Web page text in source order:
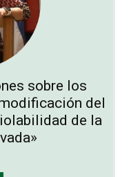
sobre los
del
de la